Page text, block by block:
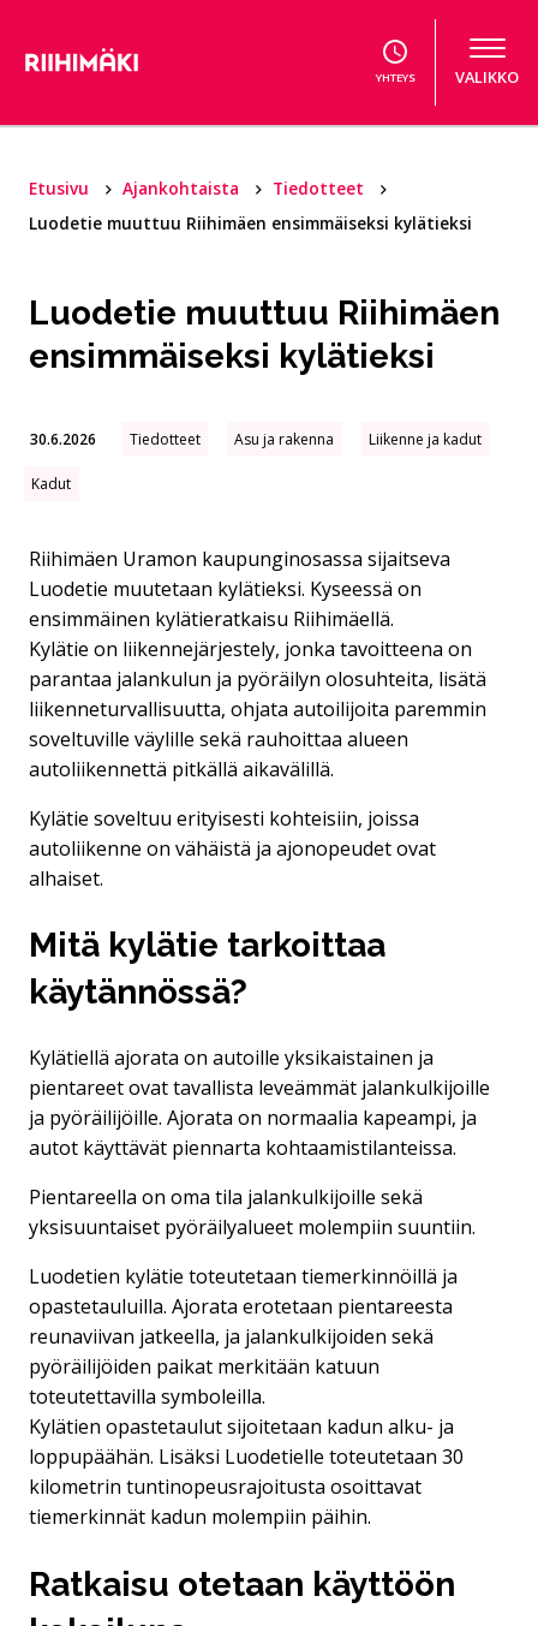
YHTEYS VALIKKO
Etusivu Ajankohtaista
Tiedotteet
Luodetie muuttuu Riihimäen ensimmäiseksi kylätieksi
Luodetie muuttuu Riihimäen
ensimmäiseksi kylätieksi
30.6.2026 Tiedotteet Asu ja rakenna Liikenne ja kadut
Kadut
Riihimäen Uramon kaupunginosassa sijaitseva
Luodetie muutetaan kylätieksi. Kyseessä on
ensimmäinen kylätieratkaisu Riihimäellä.
Kylätie on liikennejärjestely, jonka tavoitteena on
parantaa jalankulun ja pyöräilyn olosuhteita, lisätä
liikenneturvallisuutta, ohjata autoilijoita paremmin
soveltuville väylille sekä rauhoittaa alueen
autoliikennettä pitkällä aikavälillä.
Kylätie soveltuu erityisesti kohteisiin, joissa
autoliikenne on vähäistä ja ajonopeudet ovat
alhaiset.
Mitä kylätie tarkoittaa
käytännössä?
Kylätiellä ajorata on autoille yksikaistainen ja
pientareet ovat tavallista leveämmät jalankulkijoille
ja pyöräilijöille. Ajorata on normaalia kapeampi, ja
autot käyttävät piennarta kohtaamistilanteissa.
Pientareella on oma tila jalankulkijoille sekä
yksisuuntaiset pyöräilyalueet molempiin suuntiin.
Luodetien kylätie toteutetaan tiemerkinnöillä ja
opastetauluilla. Ajorata erotetaan pientareesta
reunaviivan jatkeella, ja jalankulkijoiden sekä
pyöräilijöiden paikat merkitään katuun
toteutettavilla symboleilla.
Kylätien opastetaulut sijoitetaan kadun alku- ja
loppupäähän. Lisäksi Luodetielle toteutetaan 30
kilometrin tuntinopeusrajoitusta osoittavat
tiemerkinnät kadun molempiin päihin.
Ratkaisu otetaan käyttöön